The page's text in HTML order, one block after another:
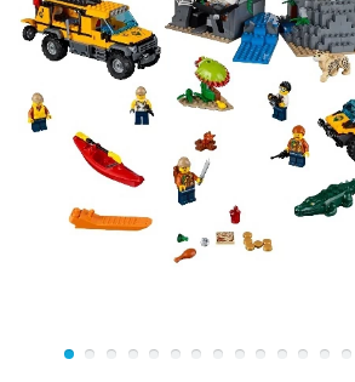
Задняя часть базы выполнена в
фургона с прозрачными окнами и
стенками. Снаружи предусмотрены
спутниковой антенны, лома,
кислородных баллонов, подающих
внутренние помещения.
Интерьер разделён на две рабочие
столешницами и
исследовательским
проанализировать состав